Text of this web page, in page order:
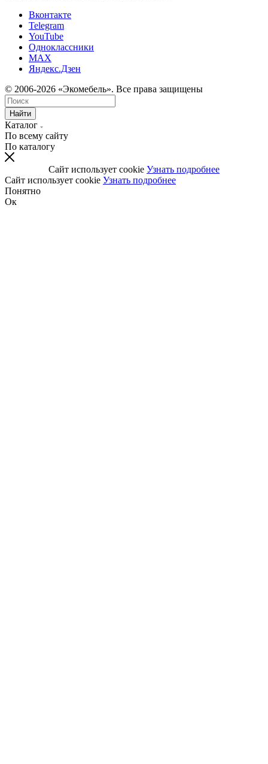
Вконтакте
Telegram
YouTube
Одноклассники
MAX
Яндекс.Дзен
© 2006-2026 «Экомебель». Все права защищены
Найти
Каталог
По всему сайту
По каталогу
Сайт использует cookie Узнать подробнее
Сайт использует cookie Узнать подробнее
Понятно
Ок